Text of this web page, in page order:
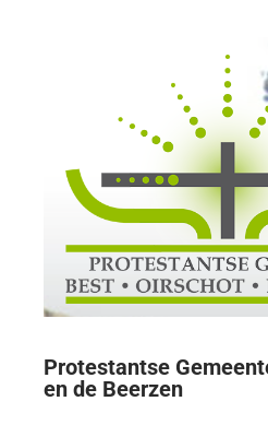
Protestantse
en de Beerzen